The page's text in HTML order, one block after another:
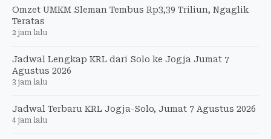
Omzet UMKM Sleman Tembus Rp3,39 Triliun, Ngaglik
Teratas
2 jam lalu
Jadwal Lengkap KRL dari Solo ke Jogja Jumat 7
Agustus 2026
3 jam lalu
Jadwal Terbaru KRL Jogja-Solo, Jumat 7 Agustus 2026
4 jam lalu